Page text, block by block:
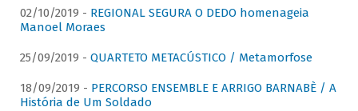
02/10/2019 - REGIONAL SEGURA O DEDO homenageia
Manoel Moraes
25/09/2019 - QUARTETO METACÚSTICO / Metamorfose
18/09/2019 - PERCORSO ENSEMBLE E ARRIGO BARNABÈ / A
História de Um Soldado